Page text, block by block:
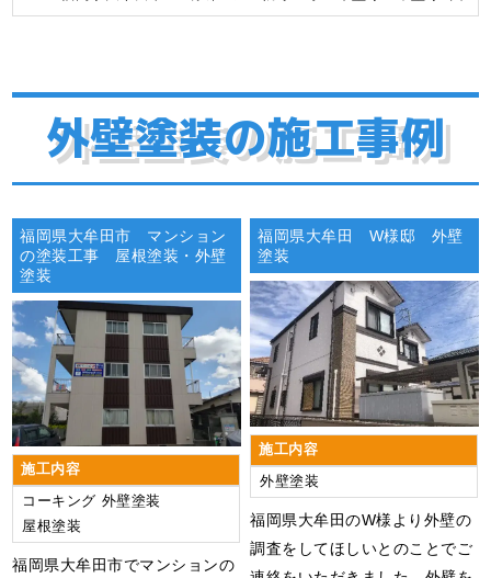
外壁塗装の施工事例
福岡県大牟田市 マンション
の塗装工事 屋根塗装・外壁
塗装
施工内容
コーキング 外壁塗装
屋根塗装
福岡県大牟田市でマンションの
福岡県大牟田 W様邸 外壁
塗装
施工内容
外壁塗装
福岡県大牟田のW様より外壁の
調査をしてほしいとのことでご